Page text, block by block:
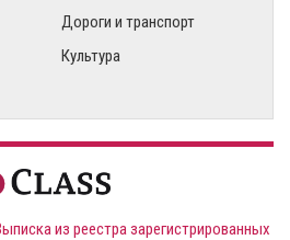
Дороги и транспорт
Культура
из реестра зарегистрированных